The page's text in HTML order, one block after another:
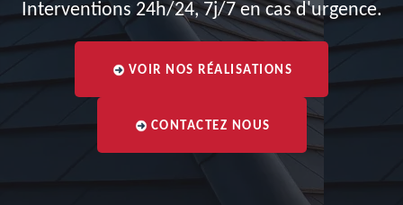
Interventions 24h/24, 7j/7 en cas d'urgence.
VOIR NOS RÉALISATIONS
CONTACTEZ NOUS